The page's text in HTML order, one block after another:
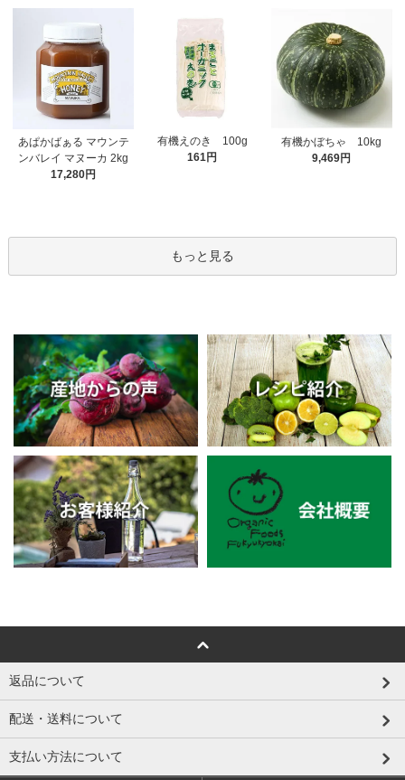
あぱかばぁる マウンテ
ンバレイ マヌーカ 2kg
17,280円
有機えのき 100g
161円
有機かぼちゃ 10kg
9,469円
もっと見る
返品について
配送・送料について
支払い方法について